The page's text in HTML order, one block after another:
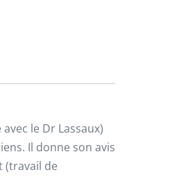
le Dr Lassaux)
Il donne son avis
(travail de